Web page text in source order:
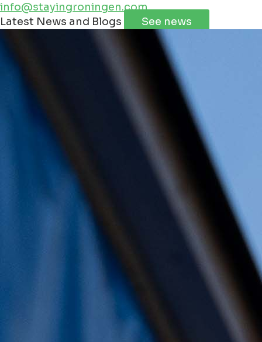
info@stayingroningen.com
+
Leaflet | ©JawgMaps©OpenStreetMap
Latest News and Blogs See news